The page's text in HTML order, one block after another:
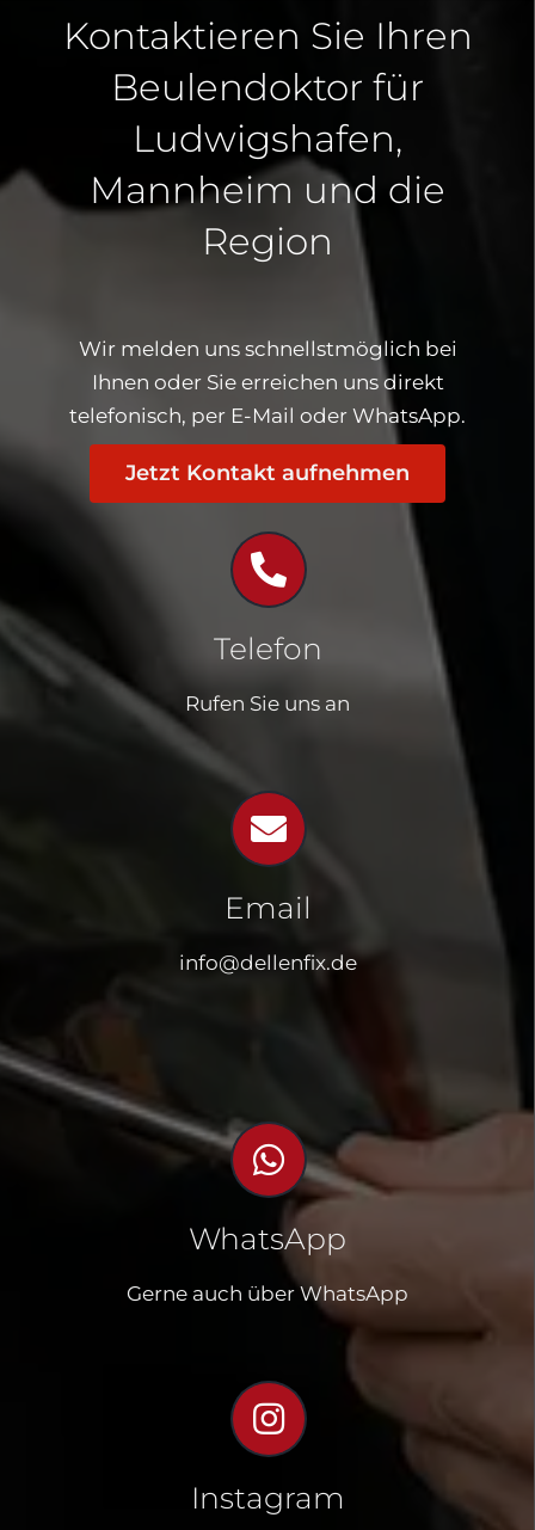
Kontaktieren Sie Ihren
Beulendoktor für
Ludwigshafen,
Mannheim und die
Region
Wir melden uns schnellstmöglich bei
Ihnen oder Sie erreichen uns direkt
telefonisch, per E-Mail oder WhatsApp.
Jetzt Kontakt aufnehmen
Telefon
Rufen Sie uns an
Email
info@dellenfix.de
WhatsApp
Gerne auch über WhatsApp
Instagram